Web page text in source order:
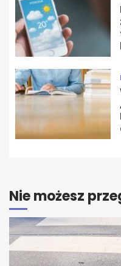
Nie możesz